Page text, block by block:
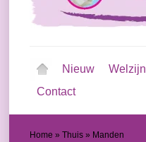
Nieuw Welzijn
Contact
Home » Thuis » Manden